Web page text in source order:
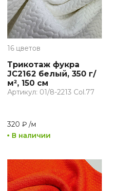
16 цветов
Трикотаж фукра
JC2162 белый, 350 г/
м², 150 см
Артикул: 01/8-2213 Col.77
320 ₽ /м
В наличии